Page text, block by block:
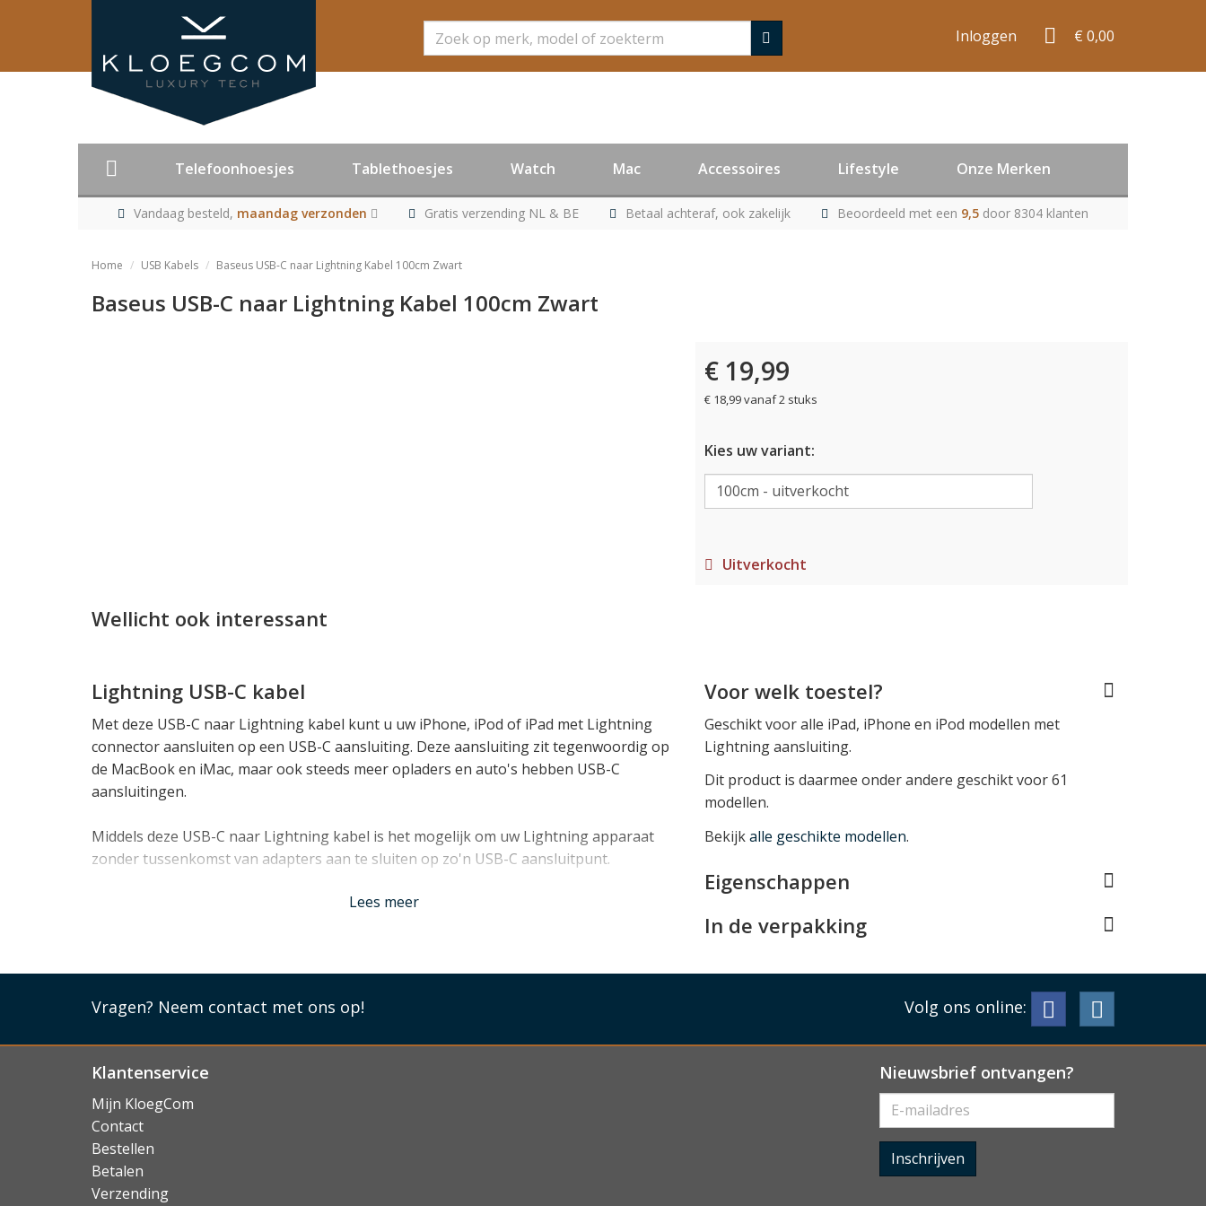
Zoeken Inloggen € 0,00
Telefoonhoesjes Tablethoesjes Watch Mac Accessoires Lifestyle Onze Merken
Vandaag besteld, maandag verzonden Gratis verzending NL & BE Betaal achteraf, ook zakelijk Beoordeeld met een 9,5 door 8304 klanten
Home USB Kabels Baseus USB-C naar Lightning Kabel 100cm Zwart
Baseus USB-C naar Lightning Kabel 100cm Zwart
€ 19,99
€ 18,99 vanaf 2 stuks
Kies uw variant:
Uitverkocht
Wellicht ook interessant
Lightning USB-C kabel
Met deze USB-C naar Lightning kabel kunt u uw iPhone, iPod of iPad met Lightning
connector aansluiten op een USB-C aansluiting. Deze aansluiting zit tegenwoordig op
de MacBook en iMac, maar ook steeds meer opladers en auto's hebben USB-C
aansluitingen.
Middels deze USB-C naar Lightning kabel is het mogelijk om uw Lightning apparaat
zonder tussenkomst van adapters aan te sluiten op zo'n USB-C aansluitpunt.
Lees minder
Lees meer
Voor welk toestel?
Geschikt voor alle iPad, iPhone en iPod modellen met
Lightning aansluiting.
Dit product is daarmee onder andere geschikt voor 61
modellen.
Bekijkalle geschikte modellen.
Eigenschappen
In de verpakking
Vragen? Neem contact met ons op! Volg ons online:
Klantenservice
Mijn KloegCom
Contact
Bestellen
Betalen
Verzending
Nieuwsbrief ontvangen?
Inschrijven